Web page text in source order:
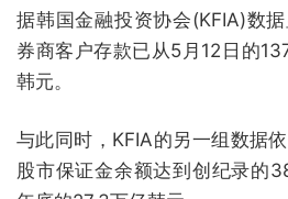
据韩国金融投资协会(KFIA)数
券商客户存款已从5月12日的
韩元。
与此同时，KFIA的另一组数据
股市保证金余额达到创纪录的